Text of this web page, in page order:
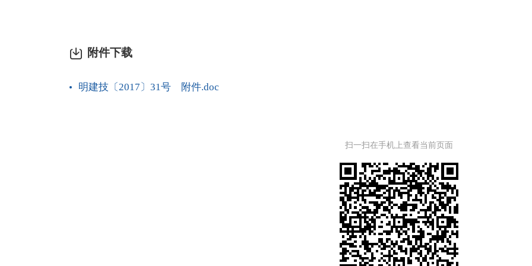
附件下载
明建技〔2017〕31号 附件.doc
扫一扫在手机上查看当前页面